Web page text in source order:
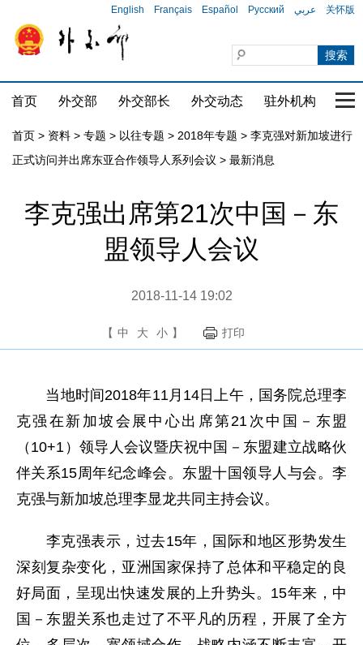
English Français Español Русский عربي 关怀版
首页 外交部 外交部长 外交动态 驻外机构 国
首页 > 资料 > 专题 > 以往专题 > 2018年专题 > 李克强对新加坡进行
正式访问并出席东亚合作领导人系列会议 > 最新消息
李克强出席第21次中国－东
盟领导人会议
2018-11-14 19:02
【 中 大 小 】 打印
当地时间2018年11月14日上午，国务院总理李
克强在新加坡会展中心出席第21次中国－东盟
（10+1）领导人会议暨庆祝中国－东盟建立战略伙
伴关系15周年纪念峰会。东盟十国领导人与会。李
克强与新加坡总理李显龙共同主持会议。
李克强表示，过去15年，国际和地区形势发生
深刻复杂变化，亚洲国家保持了总体和平稳定的良
好局面，呈现出快速发展的上升势头。15年来，中
国－东盟关系也走过了不平凡的历程，开展了全方